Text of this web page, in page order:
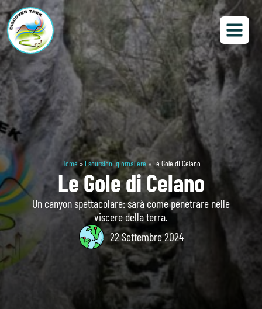
Home» Escursioni giornaliere »Le Gole di Celano
Le Gole di Celano
Un canyon spettacolare: sarà come penetrare nelle
viscere della terra.
22 Settembre 2024